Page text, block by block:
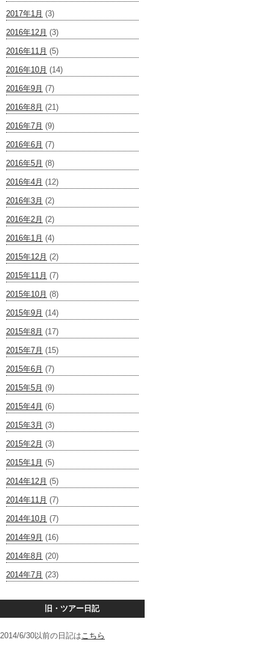
2017年1月 (3)
2016年12月 (3)
2016年11月 (5)
2016年10月 (14)
2016年9月 (7)
2016年8月 (21)
2016年7月 (9)
2016年6月 (7)
2016年5月 (8)
2016年4月 (12)
2016年3月 (2)
2016年2月 (2)
2016年1月 (4)
2015年12月 (2)
2015年11月 (7)
2015年10月 (8)
2015年9月 (14)
2015年8月 (17)
2015年7月 (15)
2015年6月 (7)
2015年5月 (9)
2015年4月 (6)
2015年3月 (3)
2015年2月 (3)
2015年1月 (5)
2014年12月 (5)
2014年11月 (7)
2014年10月 (7)
2014年9月 (16)
2014年8月 (20)
2014年7月 (23)
旧・ツアー日記
2014/6/30以前の日記はこちら